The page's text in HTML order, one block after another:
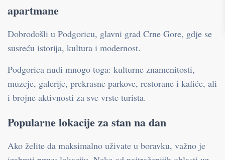
apartmane
Dobrodošli u Podgoricu, glavni grad Crne Gore, gdje se
susreću istorija, kultura i modernost.
Podgorica nudi mnogo toga: kulturne znamenitosti,
muzeje, galerije, prekrasne parkove, restorane i kafiće, ali
i brojne aktivnosti za sve vrste turista.
Popularne lokacije za stan na dan
Ako želite da maksimalno uživate u boravku, važno je